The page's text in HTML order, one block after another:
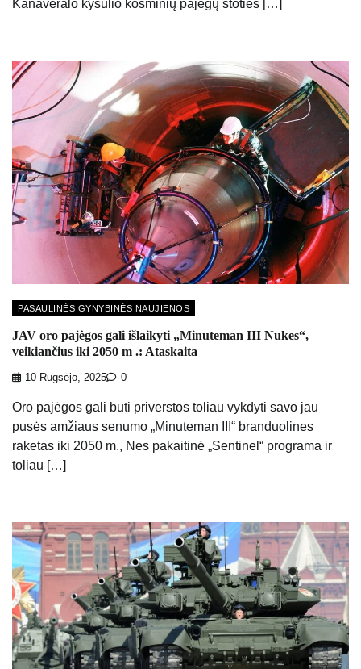
Kanaveralo kyšulio kosminių pajėgų stoties […]
PASAULINĖS GYNYBINĖS NAUJIENOS
JAV oro pajėgos gali išlaikyti „Minuteman III Nukes“,
veikiančius iki 2050 m .: Ataskaita
10 Rugsėjo, 2025 0
Oro pajėgos gali būti priverstos toliau vykdyti savo jau
pusės amžiaus senumo „Minuteman III“ branduolines
raketas iki 2050 m., Nes pakaitinė „Sentinel“ programa ir
toliau […]